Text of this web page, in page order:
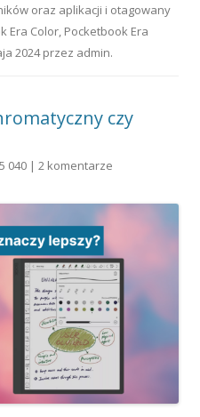
oraz aplikacji i otagowany
Era Color, Pocketbook Era
2024przez admin.
czy
040 | 2 komentarze